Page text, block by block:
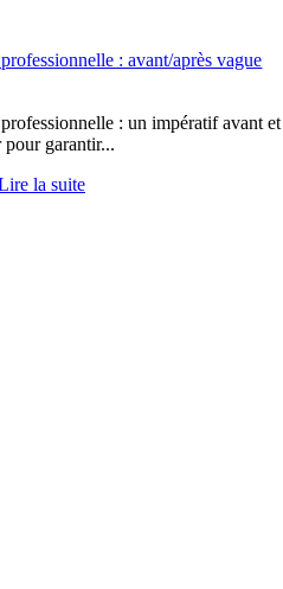
: avant/après vague
: un impératif avant et
pour garantir...
la suite